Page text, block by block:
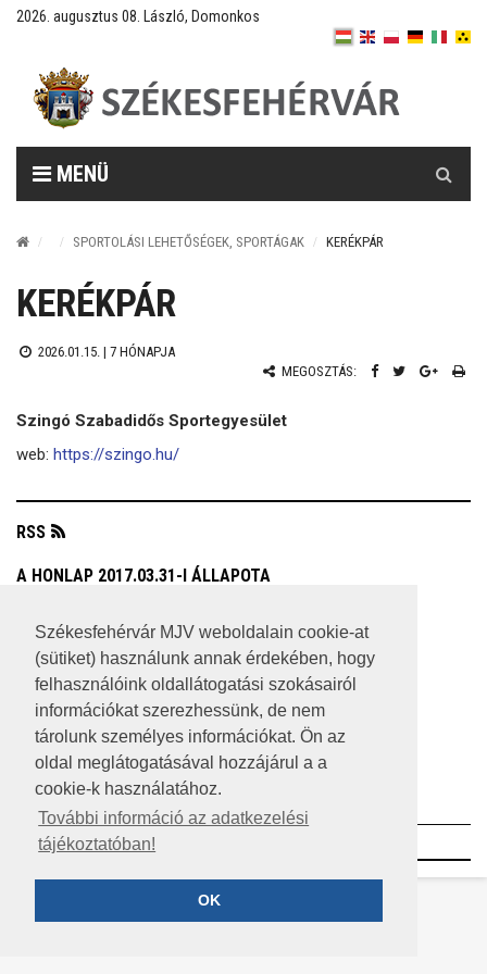
Székesfehérvár MJV weboldalain cookie-at
(sütiket) használunk annak érdekében, hogy
felhasználóink oldallátogatási szokásairól
információkat szerezhessünk, de nem
tárolunk személyes információkat. Ön az
oldal meglátogatásával hozzájárul a a
cookie-k használatához.
További információ az adatkezelési
tájékoztatóban!
OK
2026. augusztus 08. László, Domonkos
MENÜ
SPORTOLÁSI LEHETŐSÉGEK, SPORTÁGAK KERÉKPÁR
KERÉKPÁR
2026.01.15. | 7 HÓNAPJA
MEGOSZTÁS:
Szingó Szabadidős Sportegyesület
web: https://szingo.hu/
RSS
A HONLAP 2017.03.31-I ÁLLAPOTA
JOGI NYILATKOZAT
IMPRESSZUM
MÉDIAAJÁNLAT
KÖZÉRDEKŰ ADATOK
ADATVÉDELEM
©2023 SZÉKESFEHÉRVÁR MEGYEI JOGÚ VÁROS